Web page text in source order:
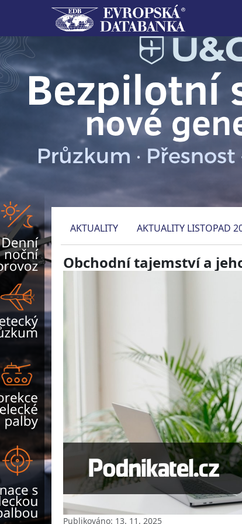
AKTUALITY AKTUALITY LISTOPAD
Obchodní tajemství a
Publikováno: 13. 11. 2025